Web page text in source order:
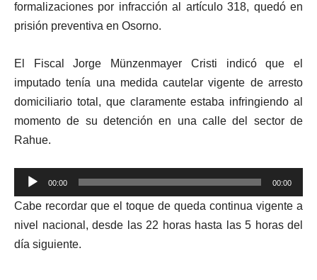
formalizaciones por infracción al artículo 318, quedó en
prisión preventiva en Osorno.
El Fiscal Jorge Münzenmayer Cristi indicó que el
imputado tenía una medida cautelar vigente de arresto
domiciliario total, que claramente estaba infringiendo al
momento de su detención en una calle del sector de
Rahue.
Reproductor
de
audio
00:00 00:00
Cabe recordar que el toque de queda continua vigente a
nivel nacional, desde las 22 horas hasta las 5 horas del
día siguiente.